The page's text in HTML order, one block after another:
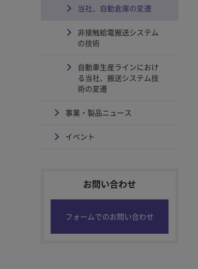
当社、自動倉庫の変遷
非接触給電搬送システム
の技術
自動車生産ラインにおけ
る当社、搬送システム技
術の変遷
事業・製品ニュース
イベント
お問い合わせ
フォームでのお問い合わせ